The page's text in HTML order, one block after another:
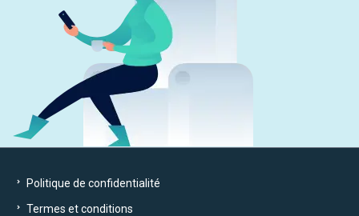
Politique de confidentialité
Termes et conditions